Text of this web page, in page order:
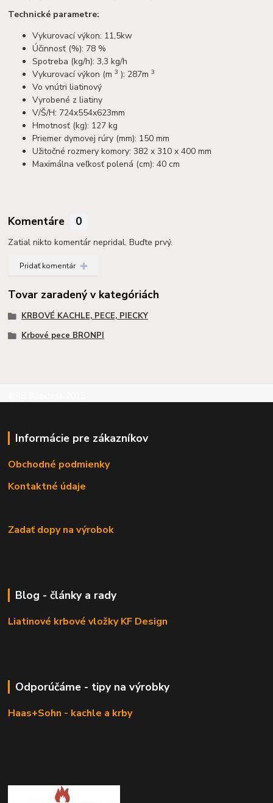
Technické parametre:
Vykurovací výkon: 11,5kw
Účinnosť (%): 78 %
Spotreba (kg/h): 3,3 kg/h
Vykurovací výkon (m3 ): 287m3
Vo vnútri liatinový
Vyrobené z liatiny
V/Š/H: 724x554x623mm
Hmotnosť (kg): 127 kg
Priemer dymovej rúry (mm): 150 mm
Užitočné rozmery komory: 382 x 310 x 400 mm
Maximálna veľkosť polená (cm): 40 cm
Komentáre 0
Zatial nikto komentár nepridal. Buďte prvý.
Pridať komentár
Tovar zaradený v kategóriách
KRBOVÉ KACHLE, PECE, PIECKY
Krbové pece BRONPI
Informácie pre zákazníkov
Obchodné podmienky
Kontaktné údaje
Zadať dopy na výrobok
Blog - články a rady
Liatinové krbové vložky KF Design
Odporúčáme - tipy na výrobky
Haas+Sohn - kachle a krby